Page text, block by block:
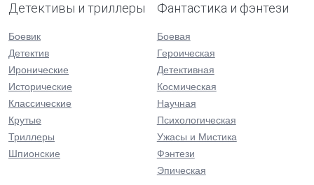
Детективы и триллеры
Боевик
Детектив
Иронические
Исторические
Классические
Крутые
Триллеры
Шпионские
Фантастика и фэнтези
Боевая
Героическая
Детективная
Космическая
Научная
Психологическая
Ужасы и Мистика
Фэнтези
Эпическая